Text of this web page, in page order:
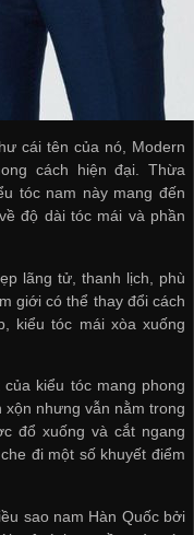
cái tên của nó, Modern
cách hiện đại. Thừa
tóc nam này mang đến
độ dài tóc mái và phần
lãng tử, thanh lịch, phù
giới có thể thay đổi cách
kiểu tóc mái xòa xuống
kiểu tóc mang phong
xộn nhưng vẫn nằm trong
đổ xuống và cắt ngang
đi một số khuyết điểm
sao nam Hàn Quốc bởi